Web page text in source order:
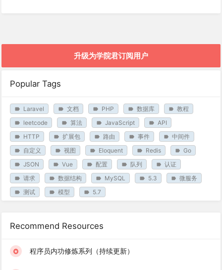
升级为学院君订阅用户
Popular Tags
Laravel 文档 PHP 数据库
教程
leetcode
算法 JavaScript
API
HTTP
扩展包 路由 事件
中间件
自定义
视图 Eloquent Redis
Go
JSON
Vue 配置 队列
认证
请求
数据结构 MySQL 5.3
微服务
测试
模型 5.7
Recommend Resources
程序员内功修炼系列（持续更新）